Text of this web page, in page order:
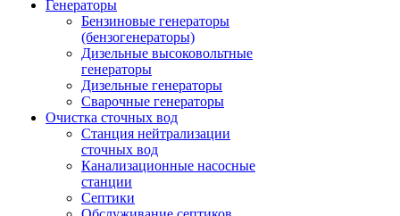
Генераторы
Бензиновые генераторы
(бензогенераторы)
Дизельные высоковольтные
генераторы
Дизельные генераторы
Сварочные генераторы
Очистка сточных вод
Станция нейтрализации
сточных вод
Канализационные насосные
станции
Септики